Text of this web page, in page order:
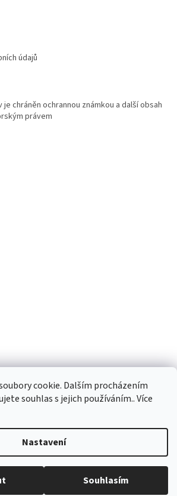
cookie. Dalším procházením
souhlas s jejich používáním.. Více
Nastavení
Souhlasím
údajů
chráněn ochrannou známkou a další obsah
právem
Vytvořil Shoptet
Potvůrkov . Všechna práva vyhrazena.